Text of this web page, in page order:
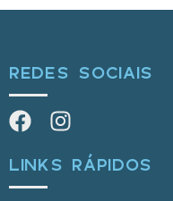
REDES SOCIAIS
LINKS RÁPIDOS